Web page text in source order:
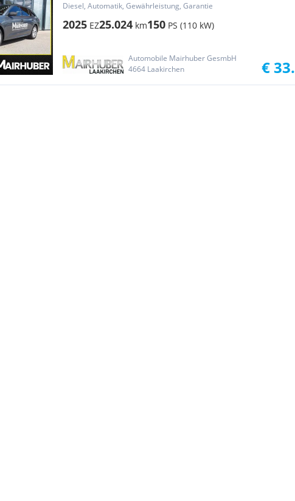
Diesel, Automatik, Gewährleistung, Garantie
2025 EZ25.024 km150 PS (110 kW)
Automobile Mairhuber GesmbH
4664 Laakirchen
€